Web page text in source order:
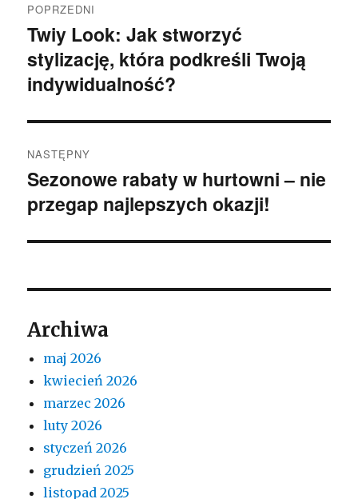
wpisu
POPRZEDNI
Poprzedni
wpis:
Twiy Look: Jak stworzyć
stylizację, która podkreśli Twoją
indywidualność?
NASTĘPNY
Następny
wpis:
Sezonowe rabaty w hurtowni – nie
przegap najlepszych okazji!
Archiwa
maj 2026
kwiecień 2026
marzec 2026
luty 2026
styczeń 2026
grudzień 2025
listopad 2025